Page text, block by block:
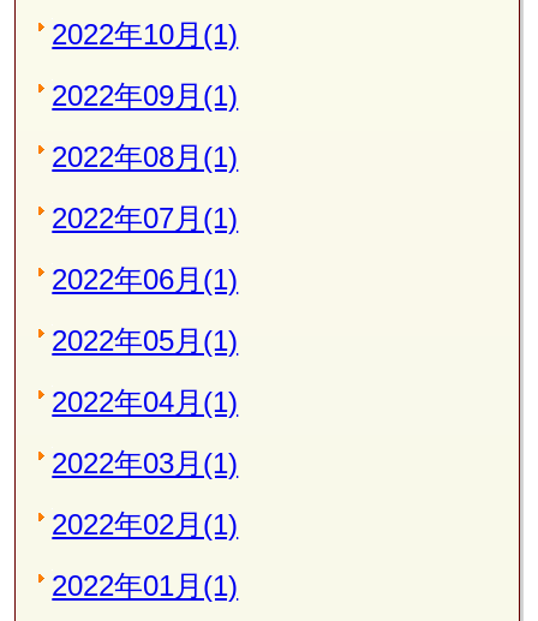
2022年10月(1)
2022年09月(1)
2022年08月(1)
2022年07月(1)
2022年06月(1)
2022年05月(1)
2022年04月(1)
2022年03月(1)
2022年02月(1)
2022年01月(1)